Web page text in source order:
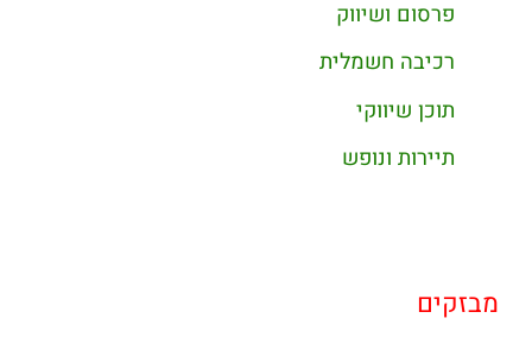
פרסום ושיווק
רכיבה חשמלית
תוכן שיווקי
תיירות ונופש
מבזקים